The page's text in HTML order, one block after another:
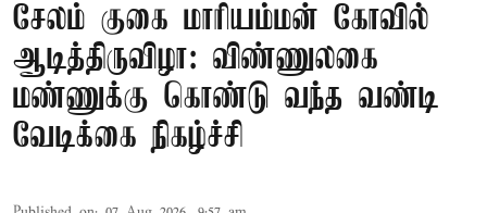
சேலம் குகை மாரியம்மன் கோவில்
ஆடித்திருவிழா: விண்ணுலகை
மண்ணுக்கு கொண்டு வந்த வண்டி
வேடிக்கை நிகழ்ச்சி